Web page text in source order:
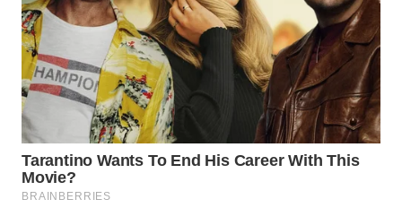
LAWAS
WN
SUMEDANG
CIANJUR
WN